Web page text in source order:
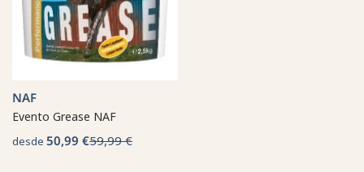
NAF
Evento Grease NAF
desde 50,99 €59,99 €